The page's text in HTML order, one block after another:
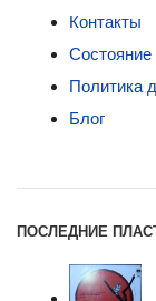
Контакты
Состояние
Политика
Блог
ПОСЛЕДНИЕ